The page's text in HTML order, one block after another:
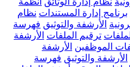
برنامج إدارة المستندات نظام
الأرشفة والتوثيق فهرسة
ترقيم الملفات الأرشفة
الموظفين الأرشفة
الأرشفة والتوثيق فهرسة